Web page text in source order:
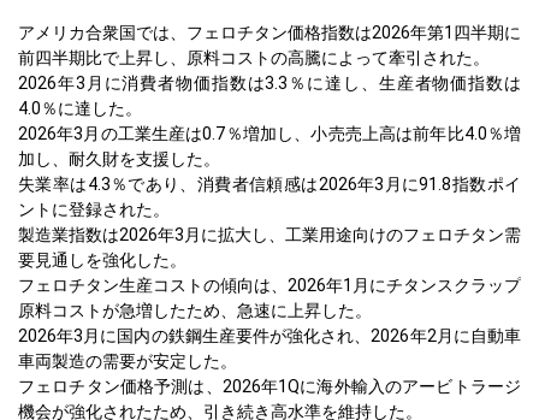
アメリカ合衆国では、フェロチタン価格指数は2026年第1四半期に
前四半期比で上昇し、原料コストの高騰によって牽引された。
2026年3月に消費者物価指数は3.3％に達し、生産者物価指数は
4.0％に達した。
2026年3月の工業生産は0.7％増加し、小売売上高は前年比4.0％増
加し、耐久財を支援した。
失業率は4.3％であり、消費者信頼感は2026年3月に91.8指数ポイ
ントに登録された。
製造業指数は2026年3月に拡大し、工業用途向けのフェロチタン需
要見通しを強化した。
フェロチタン生産コストの傾向は、2026年1月にチタンスクラップ
原料コストが急増したため、急速に上昇した。
2026年3月に国内の鉄鋼生産要件が強化され、2026年2月に自動車
車両製造の需要が安定した。
フェロチタン価格予測は、2026年1Qに海外輸入のアービトラージ
機会が強化されたため、引き続き高水準を維持した。